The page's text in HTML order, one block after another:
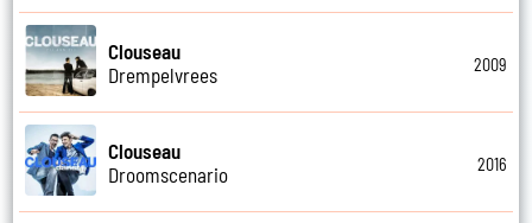
Clouseau
Drempelvrees
2009
Clouseau
Droomscenario
2016